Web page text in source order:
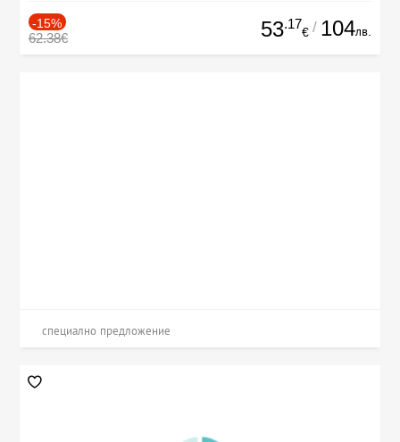
-15%
62.38€ 53.17
€ / 104лв.
специално предложение